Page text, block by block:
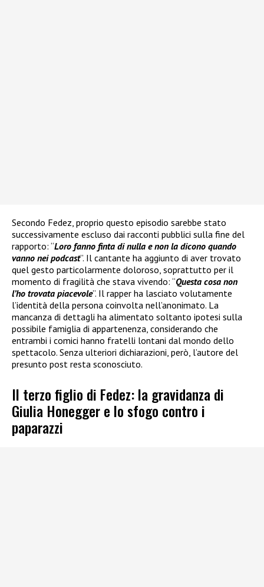
Secondo Fedez, proprio questo episodio sarebbe stato
successivamente escluso dai racconti pubblici sulla fine del
rapporto: “Loro fanno finta di nulla e non la dicono quando
vanno nei podcast”. Il cantante ha aggiunto di aver trovato
quel gesto particolarmente doloroso, soprattutto per il
momento di fragilità che stava vivendo: “Questa cosa non
l’ho trovata piacevole”. Il rapper ha lasciato volutamente
l’identità della persona coinvolta nell’anonimato. La
mancanza di dettagli ha alimentato soltanto ipotesi sulla
possibile famiglia di appartenenza, considerando che
entrambi i comici hanno fratelli lontani dal mondo dello
spettacolo. Senza ulteriori dichiarazioni, però, l’autore del
presunto post resta sconosciuto.
Il terzo figlio di Fedez: la gravidanza di
Giulia Honegger e lo sfogo contro i
paparazzi